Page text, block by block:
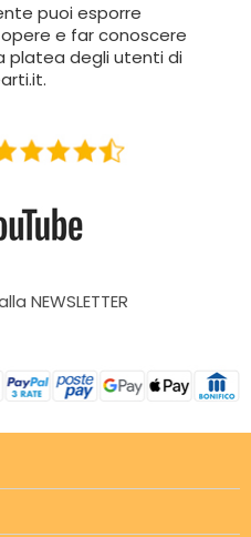
puoi esporre
e far conoscere
platea degli utenti di
NEWSLETTER